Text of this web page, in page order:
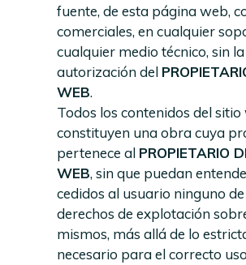
fuente, de esta página web,
comerciales, en cualquier
cualquier medio técnico, sin la
autorización del
WEB.
Todos los contenidos del sitio
constituyen una obra cuya
pertenece al PROPIETARIO
WEB, sin que puedan
cedidos al usuario ninguno
derechos de explotación
mismos, más allá de lo
necesario para el correcto